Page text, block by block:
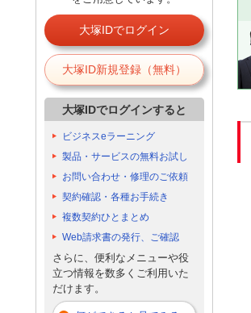
大塚IDでログイン
大塚ID新規登録（無料）
大塚IDでログインすると
ビジネスeラーニング
製品・サービスの無料お試し
お問い合わせ・修理のご依頼
契約確認・各種お手続き
複数契約ひとまとめ
Web請求書の発行、ご確認
さらに、便利なメニューや役
立つ情報を数多くご利用いた
だけます。